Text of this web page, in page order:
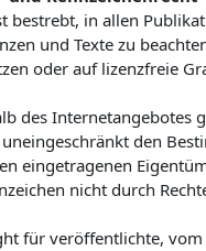
bestrebt, in allen
und Texte zu
oder auf lizenzfreie
des Internetangebotes
den
eingetragenen
nicht durch
für veröffentlichte,